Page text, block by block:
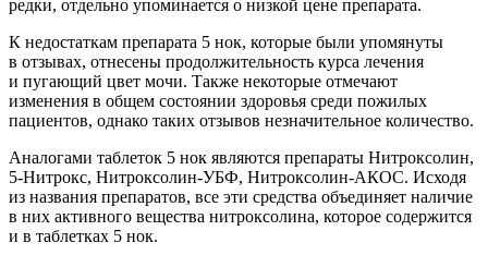
редки, отдельно упоминается о низкой цене препарата.
К недостаткам препарата 5 нок, которые были упомянуты
в отзывах, отнесены продолжительность курса лечения
и пугающий цвет мочи. Также некоторые отмечают
изменения в общем состоянии здоровья среди пожилых
пациентов, однако таких отзывов незначительное количество.
Аналогами таблеток 5 нок являются препараты Нитроксолин,
5-Нитрокс, Нитроксолин-УБФ, Нитроксолин-АКОС. Исходя
из названия препаратов, все эти средства объединяет наличие
в них активного вещества нитроксолина, которое содержится
и в таблетках 5 нок.